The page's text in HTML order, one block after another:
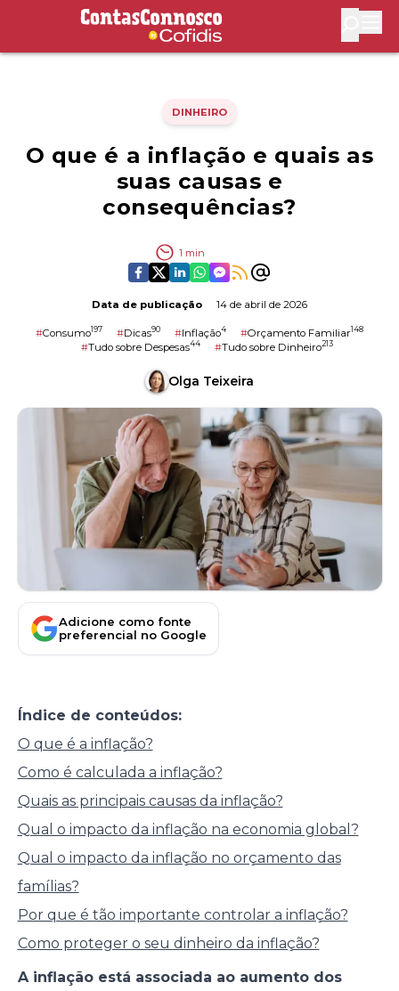
Contas Connosco by Cofidis
DINHEIRO
O que é a inflação e quais as
suas causas e
consequências?
1 min
Data de publicação 14 de abril de 2026
#Consumo197 #Dicas90 #Inflação4 #Orçamento Familiar148
#Tudo sobre Despesas44 #Tudo sobre Dinheiro213
Olga Teixeira
Adicione como fonte
preferencial no Google
Índice de conteúdos:
O que é a inflação?
Como é calculada a inflação?
Quais as principais causas da inflação?
Qual o impacto da inflação na economia global?
Qual o impacto da inflação no orçamento das
famílias?
Por que é tão importante controlar a inflação?
Como proteger o seu dinheiro da inflação?
A inflação está associada ao aumento dos